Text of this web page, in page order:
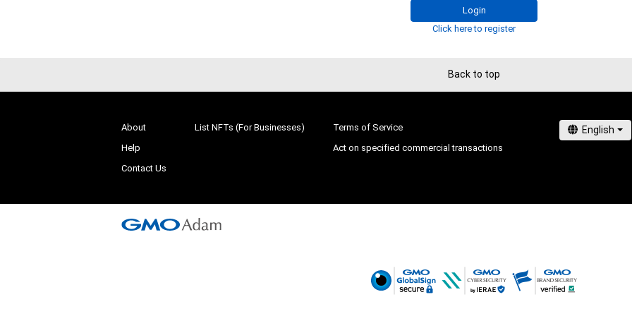
利用をお断りさせていただきます。
・本アイテムの購入、売却および利用に関して、購入者、売
の他第三者が損害を被った場合、その損害がいかなる原
の管理委託を受けている者は、何らの法的責任も負わない
tmie.8796@gmail.com
Login
Click here to register
Back to top
About
Help
Contact Us
List NFTs (For Businesses)
Terms of Service
Act on specified commercial transactions